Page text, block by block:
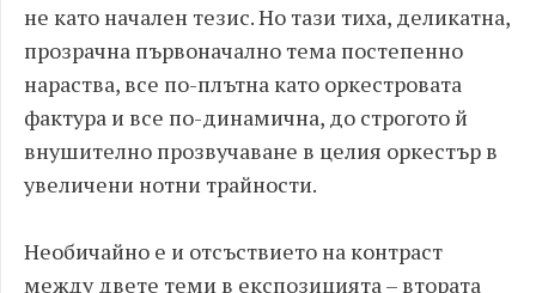
не като начален тезис. Но тази тиха, деликатна,
прозрачна първоначално тема постепенно
нараства, все по-плътна като оркестровата
фактура и все по-динамична, до строгото й
внушително прозвучаване в целия оркестър в
увеличени нотни трайности.
Необичайно е и отсъствието на контраст
между двете теми в експозицията – втората